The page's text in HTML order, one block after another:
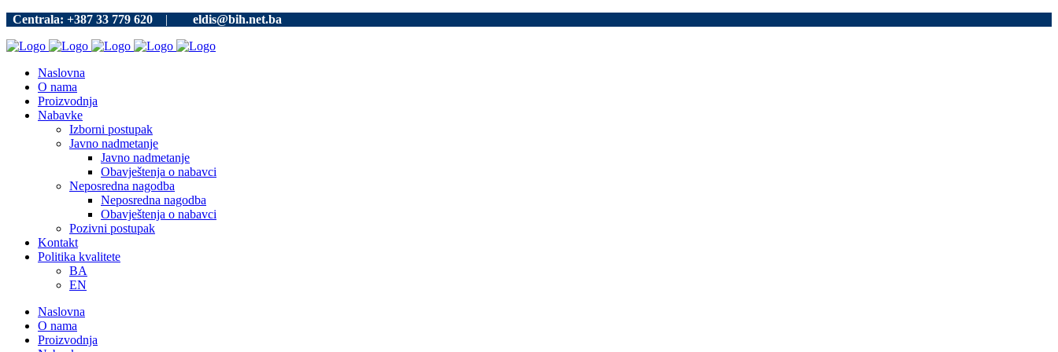
Centrala: +387 33 779 620 | eldis@bih.net.ba
Naslovna
O nama
Proizvodnja
Nabavke
Izborni postupak
Javno nadmetanje
Javno nadmetanje
Obavještenja o nabavci
Neposredna nagodba
Neposredna nagodba
Obavještenja o nabavci
Pozivni postupak
Kontakt
Politika kvalitete
BA
EN
Naslovna
O nama
Proizvodnja